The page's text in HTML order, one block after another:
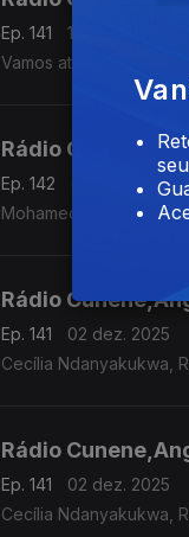
Ep. 141
10 dez. 2025
Vamos até Angola
Rádio Cairo
Ep. 142
04 dez. 2025
Mohamed Abid. El
Rádio
Ep. 141
02 dez. 2025
Cecília Ndanyakukwa,
Rádio
Ep. 141
02 dez. 2025
Cecília Ndanyakukwa,